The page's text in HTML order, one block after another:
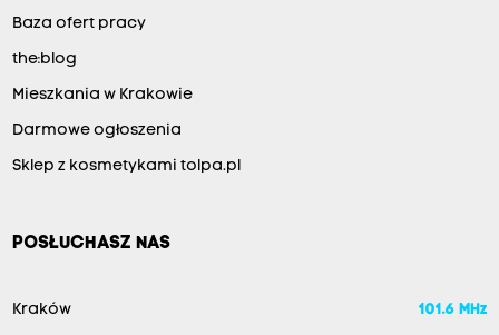
Baza ofert pracy
the:blog
Mieszkania w Krakowie
Darmowe ogłoszenia
Sklep z kosmetykami tolpa.pl
POSŁUCHASZ NAS
Kraków 101.6 MHz